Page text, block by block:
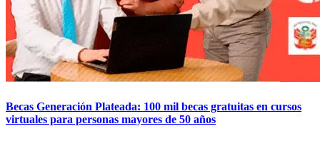
Becas Generación Plateada: 100 mil becas gratuitas en cursos
virtuales para personas mayores de 50 años